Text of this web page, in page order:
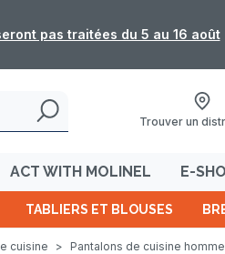
pas traitées du 5 au 16 août
Trouver un
ACT WITH MOLINEL E-
TABLIERS ET BLOUSES
cuisine > Pantalons de cuisine homme